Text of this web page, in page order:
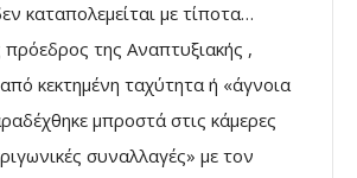
καταπολεμείται με τίποτα…
της Αναπτυξιακής ,
κεκτημένη ταχύτητα ή «άγνοια
μπροστά στις κάμερες
συναλλαγές» με τον